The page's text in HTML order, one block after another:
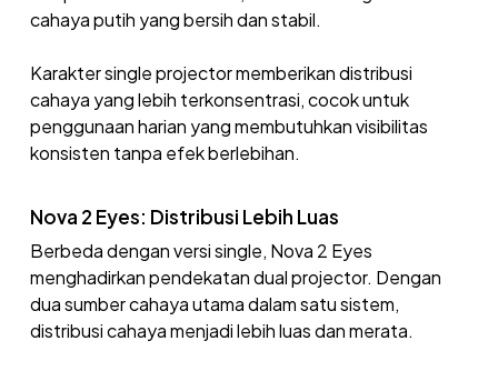
cahaya putih yang bersih dan stabil.
Karakter single projector memberikan distribusi
cahaya yang lebih terkonsentrasi, cocok untuk
penggunaan harian yang membutuhkan visibilitas
konsisten tanpa efek berlebihan.
Nova 2 Eyes: Distribusi Lebih Luas
Berbeda dengan versi single, Nova 2 Eyes
menghadirkan pendekatan dual projector. Dengan
dua sumber cahaya utama dalam satu sistem,
distribusi cahaya menjadi lebih luas dan merata.